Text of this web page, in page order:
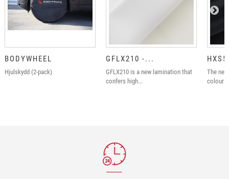
BODYWHEEL
Hjulskydd (2-pack)
GFLX210 -...
GFLX210 is a new lamination that
confers high...
The
colours